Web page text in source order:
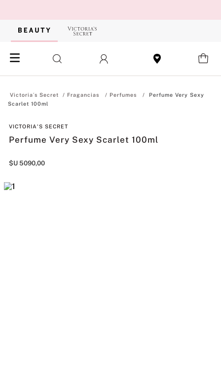
Fragancias Perfumes
Perfume Very Sexy
Scarlet 100ml
VICTORIA'S SECRET
Perfume Very Sexy Scarlet 100ml
$U 5090,00